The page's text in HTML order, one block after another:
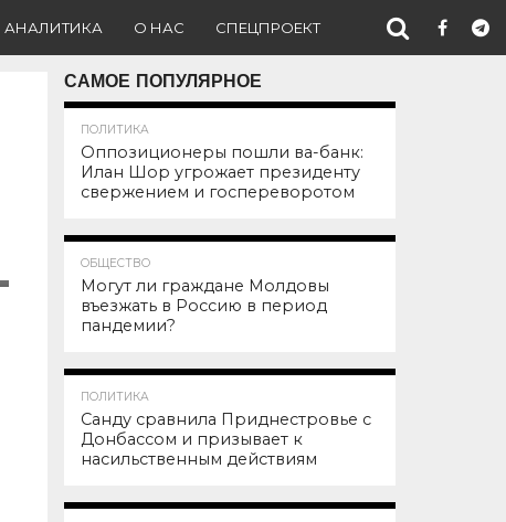
АНАЛИТИКА О НАС СПЕЦПРОЕКТ
САМОЕ ПОПУЛЯРНОЕ
ПОЛИТИКА
Оппозиционеры пошли ва-банк:
Илан Шор угрожает президенту
свержением и госпереворотом
ОБЩЕСТВО
Могут ли граждане Молдовы
въезжать в Россию в период
пандемии?
ПОЛИТИКА
Санду сравнила Приднестровье с
Донбассом и призывает к
насильственным действиям